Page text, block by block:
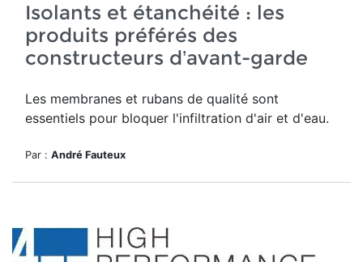
Isolants et étanchéité : les
produits préférés des
constructeurs d’avant-garde
Les membranes et rubans de qualité sont
essentiels pour bloquer l'infiltration d'air et d'eau.
Par : André Fauteux